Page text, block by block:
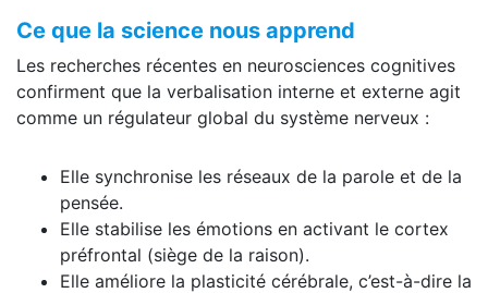
Ce que la science nous apprend
Les recherches récentes en neurosciences cognitives
confirment que la verbalisation interne et externe agit
comme un régulateur global du système nerveux :
Elle synchronise les réseaux de la parole et de la
pensée.
Elle stabilise les émotions en activant le cortex
préfrontal (siège de la raison).
Elle améliore la plasticité cérébrale, c’est-à-dire la